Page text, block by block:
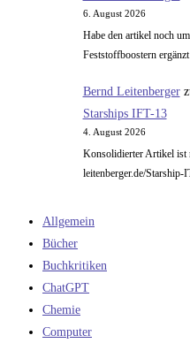
6. August 2026
Habe den artikel noch
Feststoffboostern ergänzt
Bernd Leitenberger
Starships IFT-13
4. August 2026
Konsolidierter Artikel ist
leitenberger.de/Starship-
Allgemein
Bücher
Buchkritiken
ChatGPT
Chemie
Computer